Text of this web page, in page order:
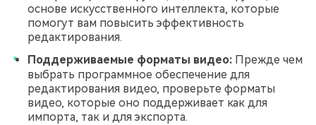
основе искусственного интеллекта, которые
помогут вам повысить эффективность
редактирования.
Поддерживаемые форматы видео: Прежде чем
выбрать программное обеспечение для
редактирования видео, проверьте форматы
видео, которые оно поддерживает как для
импорта, так и для экспорта.